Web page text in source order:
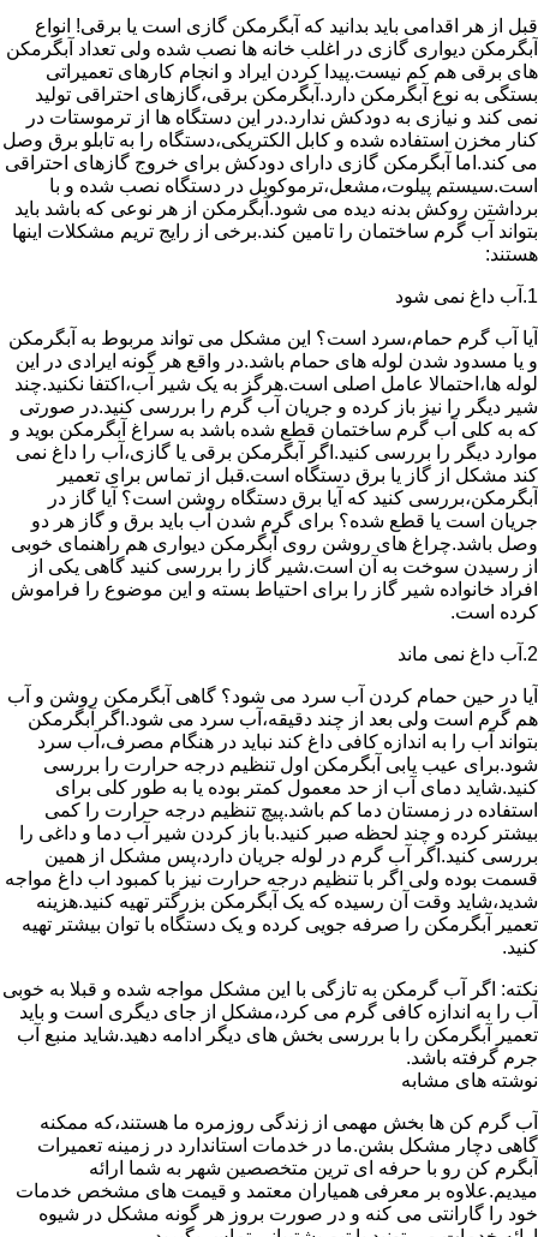
قبل از هر اقدامی باید بدانید که آبگرمکن گازی است یا برقی! انواع
آبگرمکن دیواری گازی در اغلب خانه ها نصب شده ولی تعداد آبگرمکن
های برقی هم کم نیست.پیدا کردن ایراد و انجام کارهای تعمیراتی
بستگی به نوع آبگرمکن دارد.آبگرمکن برقی،گازهای احتراقی تولید
نمی کند و نیازی به دودکش ندارد.در این دستگاه ها از ترموستات در
کنار مخزن استفاده شده و کابل الکتریکی،دستگاه را به تابلو برق وصل
می کند.اما آبگرمکن گازی دارای دودکش برای خروج گازهای احتراقی
است.سیستم پیلوت،مشعل،ترموکوبل در دستگاه نصب شده و با
برداشتن روکش بدنه دیده می شود.آبگرمکن از هر نوعی که باشد باید
بتواند آب گرم ساختمان را تامین کند.برخی از رایج تریم مشکلات اینها
هستند:
1.آب داغ نمی شود
آیا آب گرم حمام،سرد است؟ این مشکل می تواند مربوط به آبگرمکن
و یا مسدود شدن لوله های حمام باشد.در واقع هر گونه ایرادی در این
لوله ها،احتمالا عامل اصلی است.هرگز به یک شیر آب،اکتفا نکنید.چند
شیر دیگر را نیز باز کرده و جریان آب گرم را بررسی کنید.در صورتی
که به کلی آب گرم ساختمان قطع شده باشد به سراغ آبگرمکن بوید و
موارد دیگر را بررسی کنید.اگر آبگرمکن برقی یا گازی،آب را داغ نمی
کند مشکل از گاز یا برق دستگاه است.قبل از تماس برای تعمیر
آبگرمکن،بررسی کنید که آیا برق دستگاه روشن است؟ آیا گاز در
جریان است یا قطع شده؟ برای گرم شدن آب باید برق و گاز هر دو
وصل باشد.چراغ های روشن روی آبگرمکن دیواری هم راهنمای خوبی
از رسیدن سوخت به آن است.شیر گاز را بررسی کنید گاهی یکی از
افراد خانواده شیر گاز را برای احتیاط بسته و این موضوع را فراموش
کرده است.
2.آب داغ نمی ماند
آیا در حین حمام کردن آب سرد می شود؟ گاهی آبگرمکن روشن و آب
هم گرم است ولی بعد از چند دقیقه،آب سرد می شود.اگر آبگرمکن
بتواند آب را به اندازه کافی داغ کند نباید در هنگام مصرف،آب سرد
شود.برای عیب یابی آبگرمکن اول تنظیم درجه حرارت را بررسی
کنید.شاید دمای آب از حد معمول کمتر بوده یا به طور کلی برای
استفاده در زمستان دما کم باشد.پیچ تنظیم درجه حرارت را کمی
بیشتر کرده و چند لحظه صبر کنید.با باز کردن شیر آب دما و داغی را
بررسی کنید.اگر آب گرم در لوله جریان دارد،پس مشکل از همین
قسمت بوده ولی اگر با تنظیم درجه حرارت نیز با کمبود اب داغ مواجه
شدید،شاید وقت آن رسیده که یک آبگرمکن بزرگتر تهیه کنید.هزینه
تعمیر آبگرمکن را صرفه جویی کرده و یک دستگاه با توان بیشتر تهیه
کنید.
نکته: اگر آب گرمکن به تازگی با این مشکل مواجه شده و قبلا به خوبی
آب را به اندازه کافی گرم می کرد،مشکل از جای دیگری است و باید
تعمیر آبگرمکن را با بررسی بخش های دیگر ادامه دهید.شاید منبع آب
جرم گرفته باشد.
نوشته های مشابه
آب گرم کن ها بخش مهمی از زندگی روزمره ما هستند،که ممکنه
گاهی دچار مشکل بشن.ما در خدمات استاندارد در زمینه تعمیرات
آبگرم کن رو با حرفه ای ترین متخصصین شهر به شما ارائه
میدیم.علاوه بر معرفی همیاران معتمد و قیمت های مشخص خدمات
خود را گارانتی می کنه و در صورت بروز هر گونه مشکل در شیوه